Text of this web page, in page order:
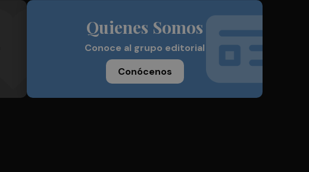
Quienes Somos
Conoce al grupo editorial
Conócenos